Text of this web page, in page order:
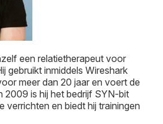
een relatietherapeut voor
gebruikt inmiddels Wireshark
meer dan 20 jaar en voert de
2009 is hij het bedrijf SYN-bit
verrichten en biedt hij trainingen